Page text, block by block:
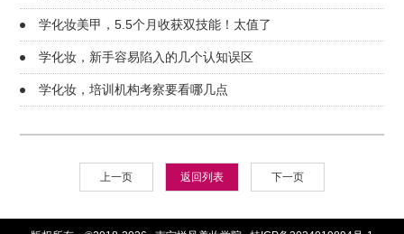
学化妆美甲，5.5个月收获双技能！太值了
学化妆，新手容易陷入的几个认知误区
学化妆，培训机构考察要看哪几点
上一页 返回列表 下一页